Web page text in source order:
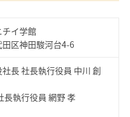
イ学館
区神田駿河台4-6
長 社長執行役員 中川 創
長執行役員 網野 孝